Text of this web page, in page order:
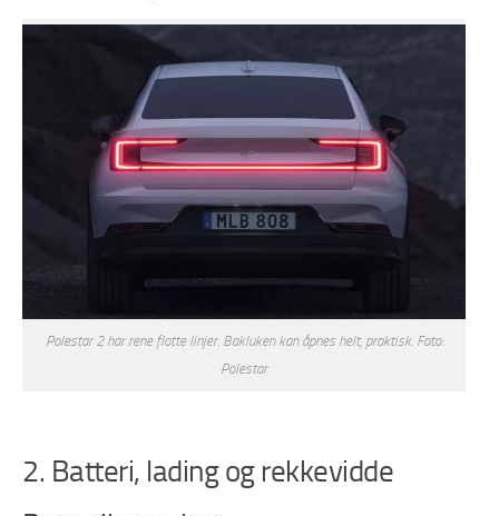
Polestar 2 har rene flotte linjer. Bakluken kan åpnes helt, praktisk. Foto:
Polestar
2. Batteri, lading og rekkevidde